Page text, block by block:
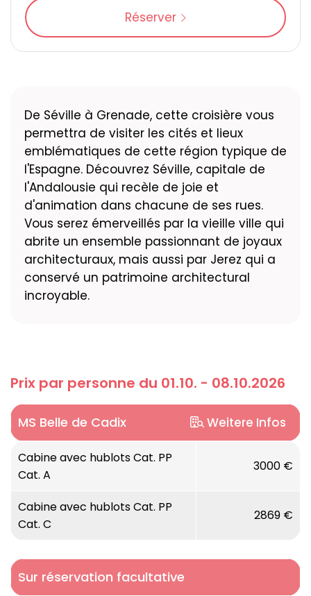
Réserver
De Séville à Grenade, cette croisière vous
permettra de visiter les cités et lieux
emblématiques de cette région typique de
l'Espagne. Découvrez Séville, capitale de
l'Andalousie qui recèle de joie et
d'animation dans chacune de ses rues.
Vous serez émerveillés par la vieille ville qui
abrite un ensemble passionnant de joyaux
architecturaux, mais aussi par Jerez qui a
conservé un patrimoine architectural
incroyable.
Prix par personne du 01.10. - 08.10.2026
MS Belle de Cadix Weitere Infos
Lumière, étranglement et couleurs vives :
Bienvenue à bord du MS La Belle de Cadix, le
fleuve-mer. Au programme, flamenco, paella
et bains de soleil glisseront avec des
la piscine sur le pont soleil.
Cabine avec hublots Cat. PP
Cat. A
3000 €
Cabine avec hublots Cat. PP
Cat. C
2869 €
Sur réservation facultative